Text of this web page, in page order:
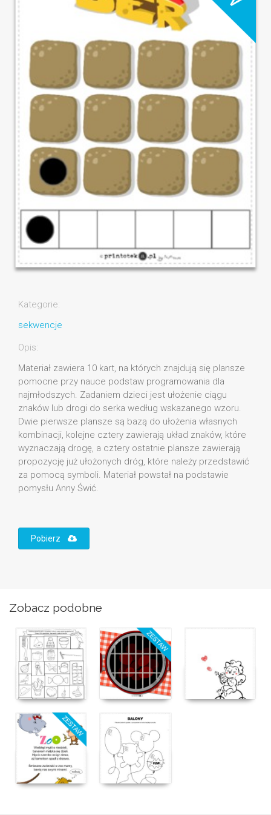
Kategorie:
sekwencje
Opis:
Materiał zawiera 10 kart, na których znajdują się plansze
pomocne przy nauce podstaw programowania dla
najmłodszych. Zadaniem dzieci jest ułożenie ciągu
znaków lub drogi do serka według wskazanego wzoru.
Dwie pierwsze plansze są bazą do ułożenia własnych
kombinacji, kolejne cztery zawierają układ znaków, które
wyznaczają drogę, a cztery ostatnie plansze zawierają
propozycję już ułożonych dróg, które należy przedstawić
za pomocą symboli. Materiał powstał na podstawie
pomysłu Anny Świć.
Pobierz
Zobacz podobne